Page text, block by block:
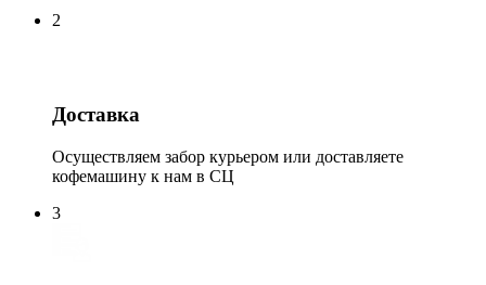
2
Доставка
Осуществляем забор курьером или доставляете
кофемашину к нам в СЦ
3